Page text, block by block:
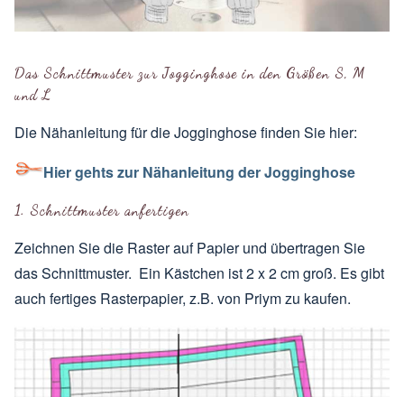
Das Schnittmuster zur Jogginghose in den Größen S, M
und L
Die Nähanleitung für die Jogginghose finden Sie hier:
Hier gehts zur Nähanleitung der Jogginghose
1. Schnittmuster anfertigen
Zeichnen Sie die Raster auf Papier und übertragen Sie
das Schnittmuster. Ein Kästchen ist 2 x 2 cm groß. Es gibt
auch fertiges Rasterpapier, z.B. von Priym zu kaufen.